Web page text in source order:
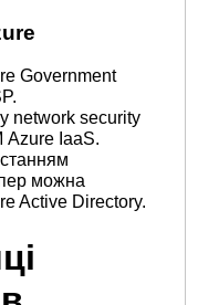
Government
network security
Azure IaaS.
можна
Active Directory.